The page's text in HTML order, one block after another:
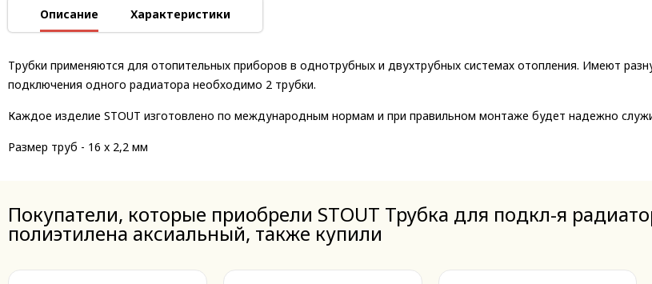
Описание Характеристики
Трубки применяются для отопительных приборов в однотрубных и двухтрубных системах отопления. Имеют
подключения одного радиатора необходимо 2 трубки.
Каждое изделие STOUT изготовлено по международным нормам и при правильном монтаже будет надежно
Размер труб - 16 x 2,2 мм
Покупатели, которые приобрели STOUT Трубка для подкл-я
полиэтилена аксиальный, также купили